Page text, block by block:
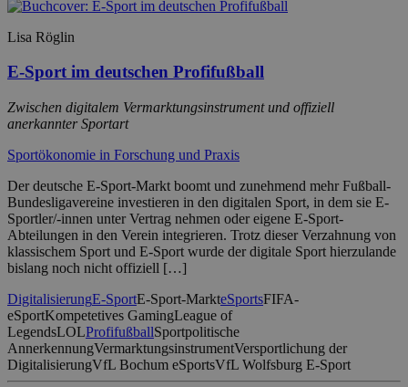
Lisa Röglin
E-Sport im deutschen Profifußball
Zwischen digitalem Vermarktungsinstrument und offiziell
anerkannter Sportart
Sportökonomie in Forschung und Praxis
Der deutsche E-Sport-Markt boomt und zunehmend mehr Fußball-
Bundesligavereine investieren in den digitalen Sport, in dem sie E-
Sportler/-innen unter Vertrag nehmen oder eigene E-Sport-
Abteilungen in den Verein integrieren. Trotz dieser Verzahnung von
klassischem Sport und E-Sport wurde der digitale Sport hierzulande
bislang noch nicht offiziell […]
DigitalisierungE-SportE-Sport-MarkteSportsFIFA-
eSportKompetetives GamingLeague of
LegendsLOLProfifußballSportpolitische
AnnerkennungVermarktungsinstrumentVersportlichung der
DigitalisierungVfL Bochum eSportsVfL Wolfsburg E-Sport